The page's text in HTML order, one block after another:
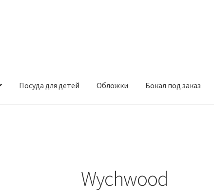
Посуда для детей Обложки Бокал под заказ
Wychwood